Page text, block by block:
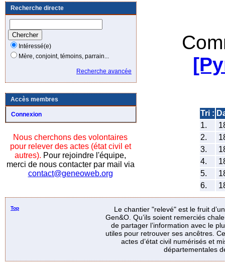
Recherche directe
Intéressé(e)
Mère, conjoint, témoins, parrain...
Recherche avancée
Accès membres
Connexion
Nous cherchons des volontaires
pour relever des actes (état civil et
autres). Pour rejoindre l'équipe,
merci de nous contacter par mail via
contact@geneoweb.org
Tri :
1.
2.
3.
4.
5.
6.
Top
Le chantier "relevé" est le fruit
Gen&O. Qu’ils soient remerciés
de partager l’information avec le
utiles pour retrouver ses ancêtres.
actes d’état civil numérisés et
départementales